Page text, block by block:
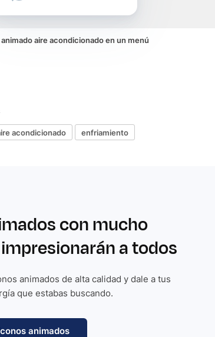
aire acondicionado en un menú
acondicionado enfriamiento
con mucho
a todos
animados de alta calidad y dale a tus
que estabas buscando.
animados